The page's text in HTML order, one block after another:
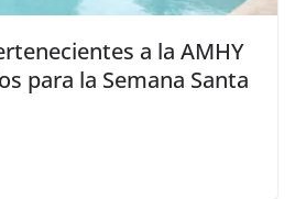
a la AMHY
para la Semana Santa